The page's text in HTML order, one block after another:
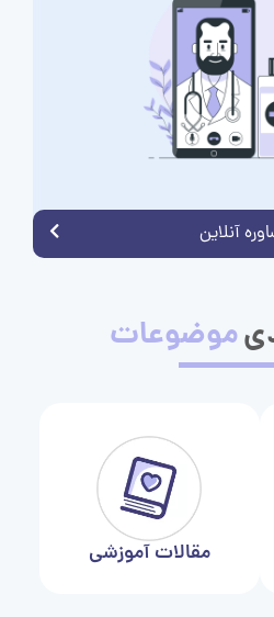
آنلاین
موضوعات
مقالات آموزشی